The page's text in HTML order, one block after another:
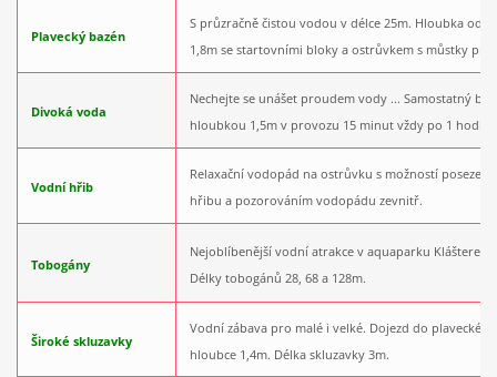
Plavecký bazén
S průzračně čistou vodou v délce 25m. Hloubka od
1,8m se startovními bloky a ostrůvkem s můstky pro
Divoká voda
Nechejte se unášet proudem vody ... Samostatný
hloubkou 1,5m v provozu 15 minut vždy po 1
Vodní hřib
Relaxační vodopád na ostrůvku s možností
hřibu a pozorováním vodopádu zevnitř.
Tobogány
Nejoblíbenější vodní atrakce v aquaparku Klášterec
Délky tobogánů 28, 68 a 128m.
Široké skluzavky
Vodní zábava pro malé i velké. Dojezd do
hloubce 1,4m. Délka skluzavky 3m.